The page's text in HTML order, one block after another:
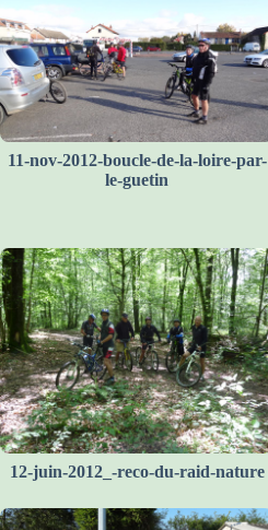
11-nov-2012-boucle-de-la-loire-par-
le-guetin
12-juin-2012_-reco-du-raid-nature